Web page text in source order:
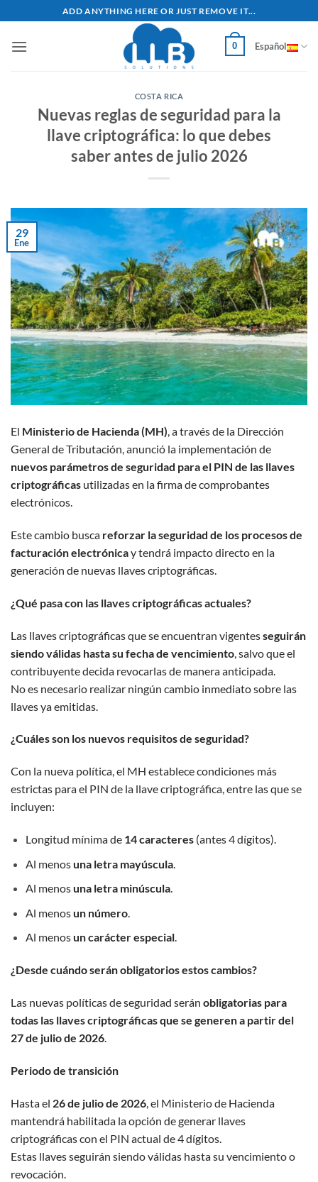
al
contenido
ADD ANYTHING HERE OR JUST REMOVE IT...
0 Español
COSTA RICA
Nuevas reglas de seguridad para la
llave criptográfica: lo que debes
saber antes de julio 2026
29
Ene
El Ministerio de Hacienda (MH), a través de la Dirección
General de Tributación, anunció la implementación de
nuevos parámetros de seguridad para el PIN de las llaves
criptográficas utilizadas en la firma de comprobantes
electrónicos.
Este cambio busca reforzar la seguridad de los procesos de
facturación electrónicay tendrá impacto directo en la
generación de nuevas llaves criptográficas.
¿Qué pasa con las llaves criptográficas actuales?
Las llaves criptográficas que se encuentran vigentesseguirán
siendo válidas hasta su fecha de vencimiento , salvo que el
contribuyente decida revocarlas de manera anticipada.
No es necesario realizar ningún cambio inmediato sobre las
llaves ya emitidas.
¿Cuáles son los nuevos requisitos de seguridad?
Con la nueva política, el MH establece condiciones más
estrictas para el PIN de la llave criptográfica, entre las que se
incluyen:
Longitud mínima de 14 caracteres(antes 4 dígitos).
Al menosuna letra mayúscula.
Al menosuna letra minúscula.
Al menosun número.
Al menosun carácter especial.
¿Desde cuándo serán obligatorios estos cambios?
Las nuevas políticas de seguridad serán obligatorias para
todas las llaves criptográficas que se generen a partir del
27 de julio de 2026.
Periodo de transición
Hasta el 26 de julio de 2026 , el Ministerio de Hacienda
mantendrá habilitada la opción de generar llaves
criptográficas con el PIN actual de 4 dígitos.
Estas llaves seguirán siendo válidas hasta su vencimiento o
revocación.